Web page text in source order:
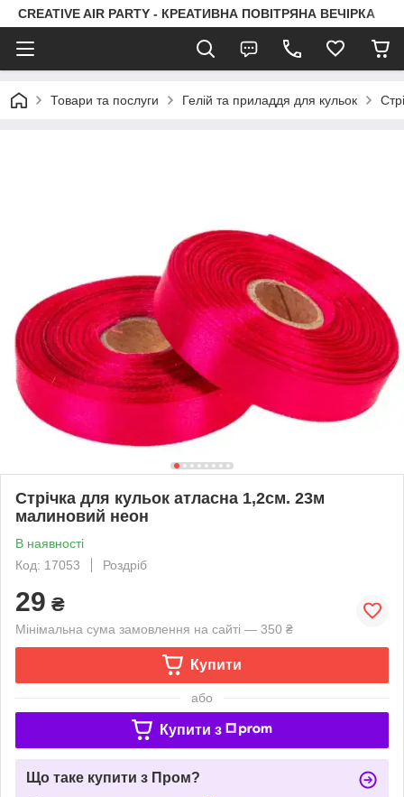
CREATIVE AIR PARTY - КРЕАТИВНА ПОВІТРЯНА ВЕЧІРКА
Товари та послуги Гелій та приладдя для кульок
Стрічка для кульок атласна 1,2см. 23м
малиновий неон
В наявності
Код: 17053
Роздріб
29 ₴
Мінімальна сума замовлення на сайті — 350 ₴
Купити
або
Купити з
Що таке купити з Пром?